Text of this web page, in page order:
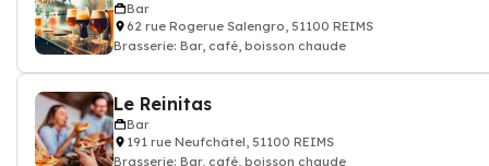
Bar
62 rue Rogerue Salengro, 51100 REIMS
Brasserie: Bar, café, boisson chaude
Le Reinitas
Bar
191 rue Neufchâtel, 51100 REIMS
Brasserie: Bar, café, boisson chaude